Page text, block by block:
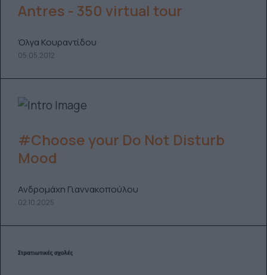
Antres - 350 virtual tour
Όλγα Κουραντίδου
05.05.2012
#Choose your Do Not Disturb
Mood
Ανδρομάχη Γιαννακοπούλου
02.10.2025